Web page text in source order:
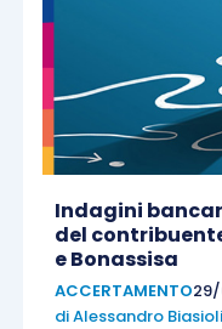
Indagini
del
e Bonassisa
ACCERTAMENTO
diAlessandro Biasioli